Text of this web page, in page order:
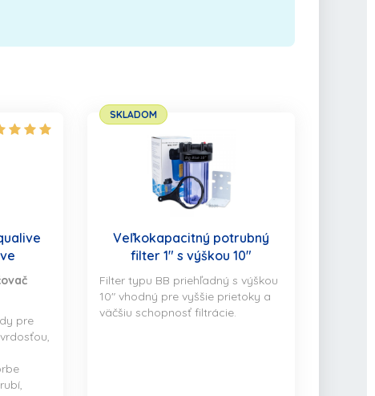
pre
SKLADOM
Veľkokapacitný potrubný
filter 1" s výškou 10"
Filter typu BB priehľadný s výškou
10" vhodný pre vyššie prietoky a
väčšiu schopnosť filtrácie.